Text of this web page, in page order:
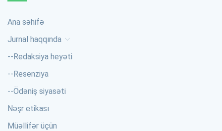
Ana səhifə
Jurnal haqqında
--Redaksiya heyəti
--Resenziya
--Ödəniş siyasəti
Nəşr etikası
Müəllifər üçün